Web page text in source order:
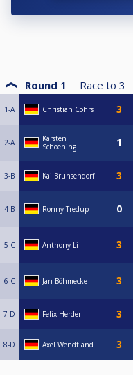
Round 1 Race to 3
1-A Christian Cohrs
2-A
Karsten
Schoening
3-B Kai Brunsendorf
4-B Ronny Tredup
5-C Anthony Li
6-C Jan Böhmecke
7-D Felix Herder
8-D Axel Wendtland